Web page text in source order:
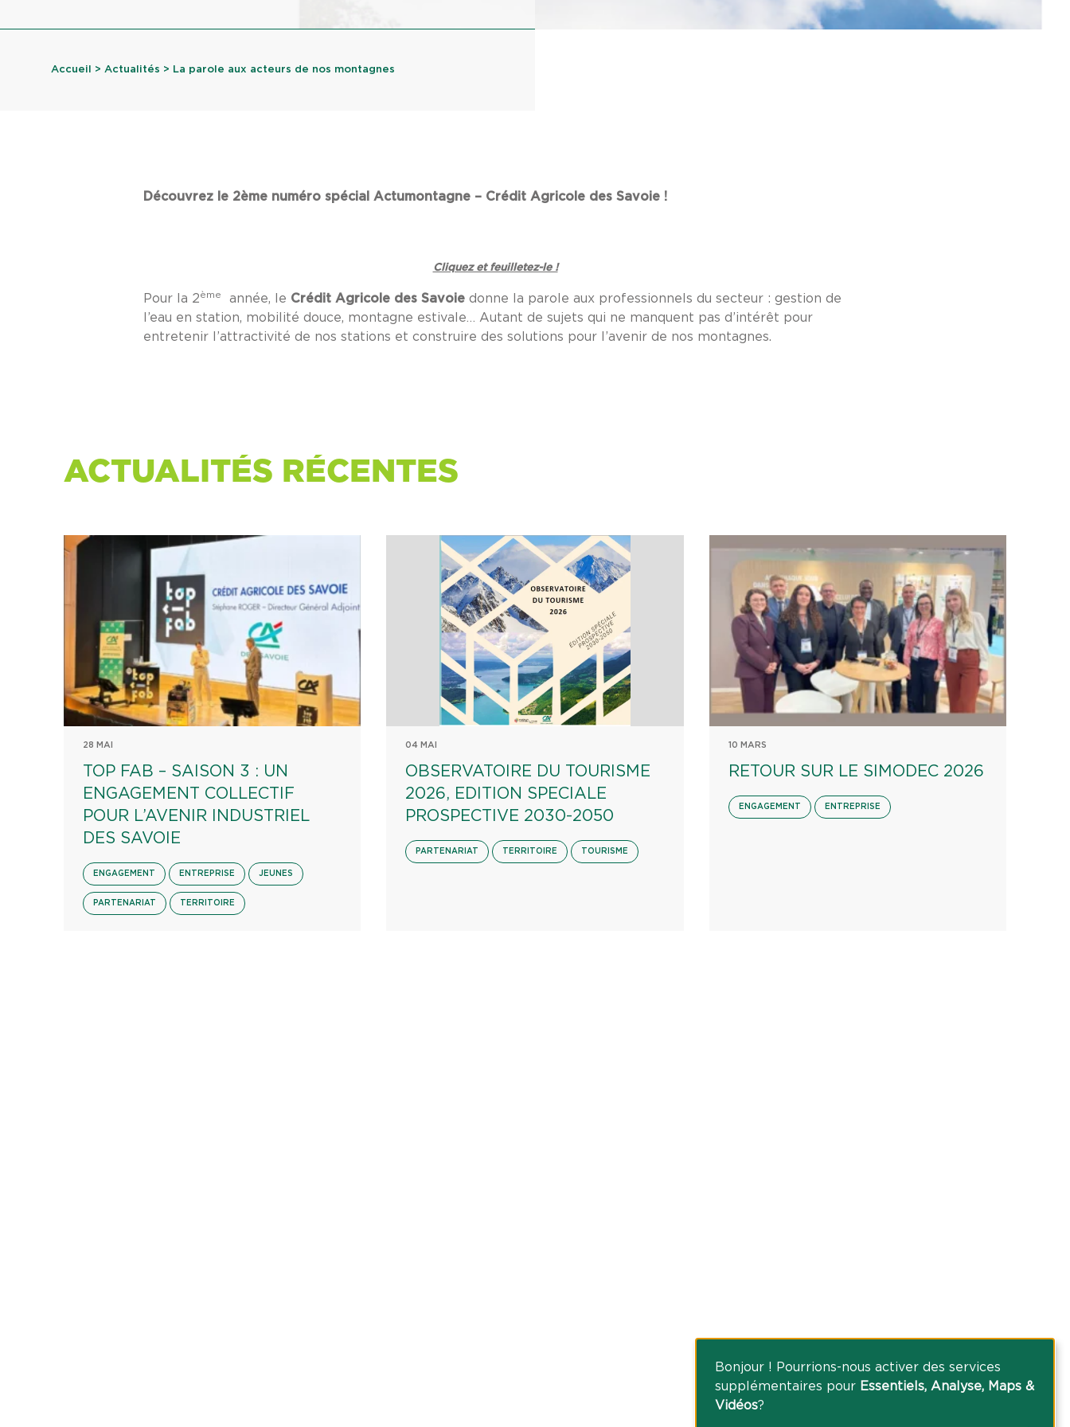
Bonjour ! Pourrions-nous activer des services
supplémentaires pour Essentiels, Analyse, Maps &
Vidéos?
Accueil > Actualités > La parole aux acteurs de nos montagnes
Découvrez le 2ème numéro spécial Actumontagne – Crédit Agricole des Savoie !
Cliquez et feuilletez-le !
Pour la 2ème année, le Crédit Agricole des Savoie donne la parole aux professionnels du secteur : gestion de
l’eau en station, mobilité douce, montagne estivale… Autant de sujets qui ne manquent pas d’intérêt pour
entretenir l’attractivité de nos stations et construire des solutions pour l’avenir de nos montagnes.
ACTUALITÉS RÉCENTES
28 MAI
TOP FAB – SAISON 3 : UN
ENGAGEMENT COLLECTIF
POUR L’AVENIR INDUSTRIEL
DES SAVOIE
ENGAGEMENT ENTREPRISE JEUNES
PARTENARIAT TERRITOIRE
04 MAI
OBSERVATOIRE DU TOURISME
2026, EDITION SPECIALE
PROSPECTIVE 2030-2050
PARTENARIAT TERRITOIRE TOURISME
10 MARS
RETOUR SUR LE SIMODEC 2026
ENGAGEMENT ENTREPRISE